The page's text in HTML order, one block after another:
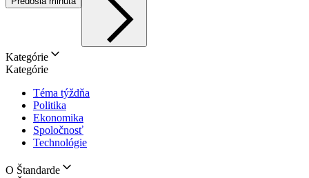
Kategórie
Kategórie
Téma týždňa
Politika
Ekonomika
Spoločnosť
Technológie
O Štandarde